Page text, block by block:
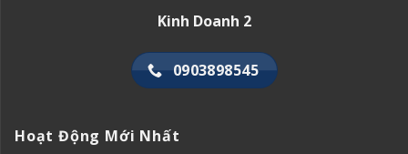
Kinh Doanh 2
0903898545
Hoạt Động Mới Nhất